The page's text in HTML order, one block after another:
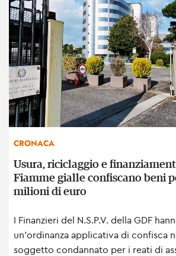
CRONACA
Usura, riciclaggio e
Fiamme gialle confiscano beni
milioni di euro
I Finanzieri del N.S.P.V. della GDF
un’ordinanza applicativa di confisca
soggetto condannato per i reati di